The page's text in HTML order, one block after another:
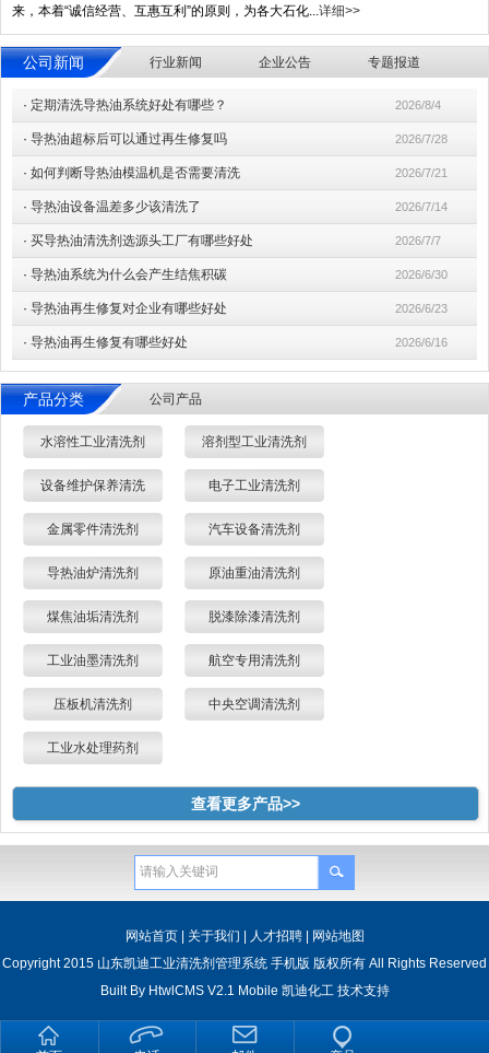
来，本着“诚信经营、互惠互利”的原则，为各大石化... 详细>>
公司新闻 行业新闻 企业公告 专题报道
· 定期清洗导热油系统好处有哪些？ 2026/8/4
· 导热油超标后可以通过再生修复吗 2026/7/28
· 如何判断导热油模温机是否需要清洗 2026/7/21
· 导热油设备温差多少该清洗了 2026/7/14
· 买导热油清洗剂选源头工厂有哪些好处 2026/7/7
· 导热油系统为什么会产生结焦积碳 2026/6/30
· 导热油再生修复对企业有哪些好处 2026/6/23
· 导热油再生修复有哪些好处 2026/6/16
产品分类 公司产品
水溶性工业清洗剂 溶剂型工业清洗剂
设备维护保养清洗 电子工业清洗剂
金属零件清洗剂 汽车设备清洗剂
导热油炉清洗剂 原油重油清洗剂
煤焦油垢清洗剂 脱漆除漆清洗剂
工业油墨清洗剂 航空专用清洗剂
压板机清洗剂 中央空调清洗剂
工业水处理药剂
查看更多产品>>
网站首页| 关于我们 | 人才招聘| 网站地图
Copyright 2015 山东凯迪工业清洗剂管理系统 手机版 版权所有 All Rights Reserved
Built By HtwlCMS V2.1 Mobile 凯迪化工 技术支持